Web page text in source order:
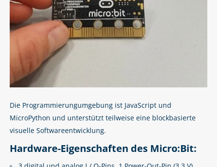
Die Programmierungumgebung ist JavaScript und
MicroPython und unterstützt teilweise eine blockbasierte
visuelle Softwareentwicklung.
Hardware-Eigenschaften des Micro:Bit: